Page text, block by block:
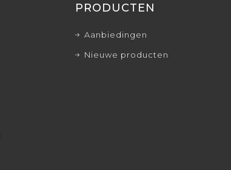
PRODUCTEN
Aanbiedingen
Nieuwe producten